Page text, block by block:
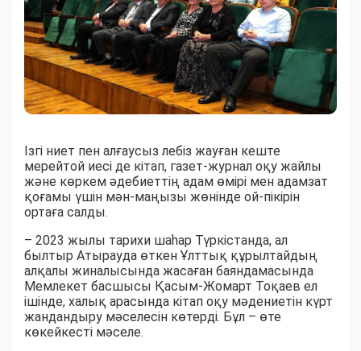
Ізгі ниет пен алғаусыз лебіз жауған кеште
мерейтой иесі де кітап, газет-журнал оқу жайлы
және көркем әдебиеттің адам өмірі мен адамзат
қоғамы үшін мән-маңызы жөнінде ой-пікірін
ортаға салды.
– 2023 жылы тарихи шаһар Түркістанда, ал
былтыр Атырауда өткен Ұлттық құрылтайдың
алқалы жиналысында жасаған баяндамасында
Мемлекет басшысы Қасым-Жомарт Тоқаев ел
ішінде, халық арасында кітап оқу мәдениетін күрт
жандандыру мәселесін көтерді. Бұл – өте
көкейкесті мәселе.